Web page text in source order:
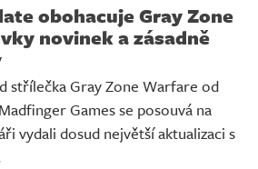
obohacuje Gray Zone
novinek a zásadně
střílečka Gray Zone Warfare od
Games se posouvá na
vydali dosud největší aktualizaci s